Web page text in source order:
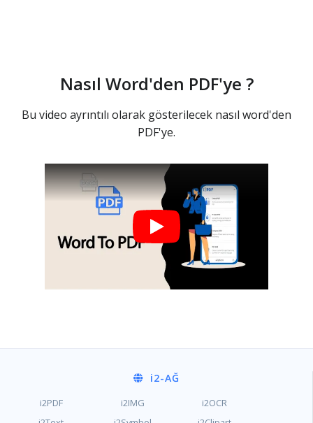
Nasıl Word'den PDF'ye ?
Bu video ayrıntılı olarak gösterilecek nasıl word'den
PDF'ye.
i2-AĞ
i2PDF i2IMG
i2OCR